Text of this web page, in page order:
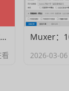
发现一个超好用的pdf文档编辑器
2026-03-06